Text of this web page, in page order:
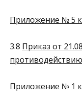
Приложение № 5
3.8 Приказ от
Приложение № 1